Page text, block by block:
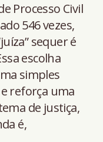
Processo Civil
546 vezes,
sequer é
escolha
simples
reforça uma
de justiça,
é,